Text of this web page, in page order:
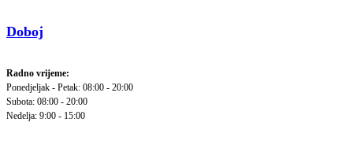
Doboj
Radno vrijeme:
Ponedjeljak - Petak: 08:00 - 20:00
Subota: 08:00 - 20:00
Nedelja: 9:00 - 15:00